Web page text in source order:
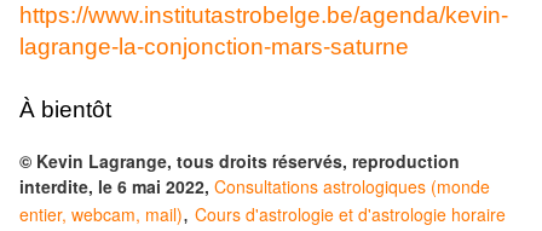
https://www.institutastrobelge.be/agenda/kevin-
lagrange-la-conjonction-mars-saturne
À bientôt
© Kevin Lagrange, tous droits réservés, reproduction
interdite, le 6 mai 2022, Consultations astrologiques (monde
entier, webcam, mail), Cours d'astrologie et d'astrologie horaire